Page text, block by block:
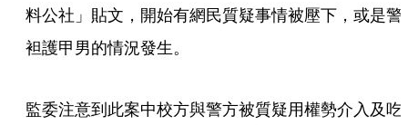
料公社」貼文，開始有網民質疑事情被壓下，或是警
袒護甲男的情況發生。
監委注意到此案中校方與警方被質疑用權勢介入及吃